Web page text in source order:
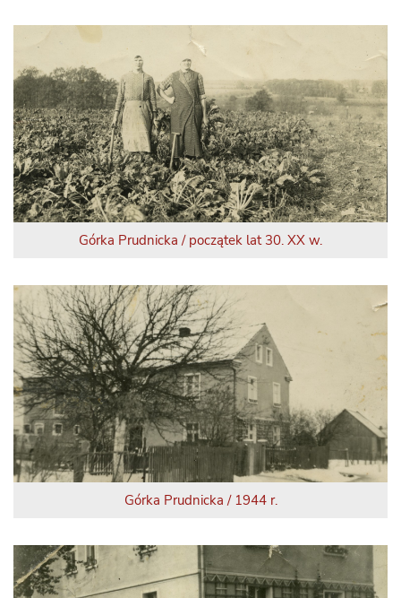
Górka Prudnicka / początek lat 30. XX w.
Górka Prudnicka / 1944 r.